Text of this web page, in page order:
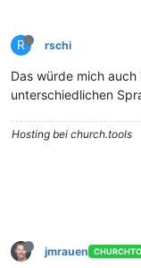
R rschi
Das würde mich
unterschiedlichen
Hosting bei church.tools
jmrauen